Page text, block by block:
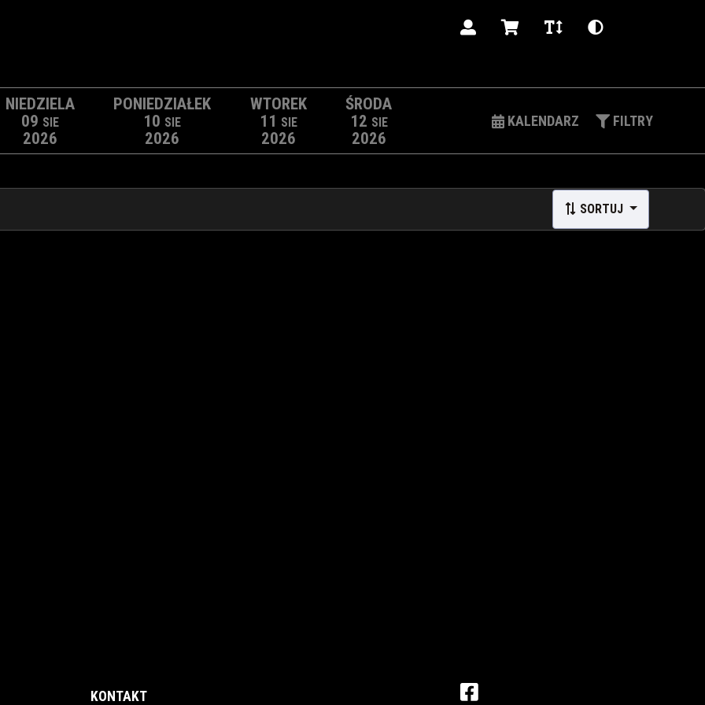
NIEDZIELA
09 SIE
2026
PONIEDZIAŁEK
10 SIE
2026
WTOREK
11 SIE
2026
ŚRODA
12 SIE
2026
KALENDARZ FILTRY
SORTUJ
KONTAKT